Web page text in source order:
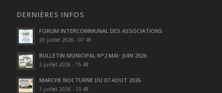
DERNIÈRES INFOS
FORUM INTERCOMMUNAL DES ASSOCIATIONS
20 juillet 2026 - 07:49
BULLETIN MUNICIPAL N°2 MAI- JUIN 2026
3 juillet 2026 - 15:48
MARCHE NOCTURNE DU 07 AOUT 2026
1 juillet 2026 - 13:48